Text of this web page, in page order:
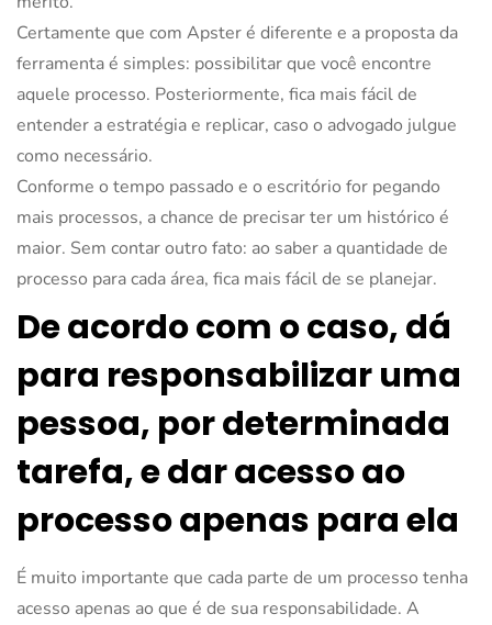
Certamente que com Apster é diferente e a proposta da
ferramenta é simples: possibilitar que você encontre
aquele processo. Posteriormente, fica mais fácil de
entender a estratégia e replicar, caso o advogado julgue
como necessário.
Conforme o tempo passado e o escritório for pegando
mais processos, a chance de precisar ter um histórico é
maior. Sem contar outro fato: ao saber a quantidade de
processo para cada área, fica mais fácil de se planejar.
De acordo com o caso, dá
para responsabilizar uma
pessoa, por determinada
tarefa, e dar acesso ao
processo apenas para ela
É muito importante que cada parte de um processo tenha
acesso apenas ao que é de sua responsabilidade. A